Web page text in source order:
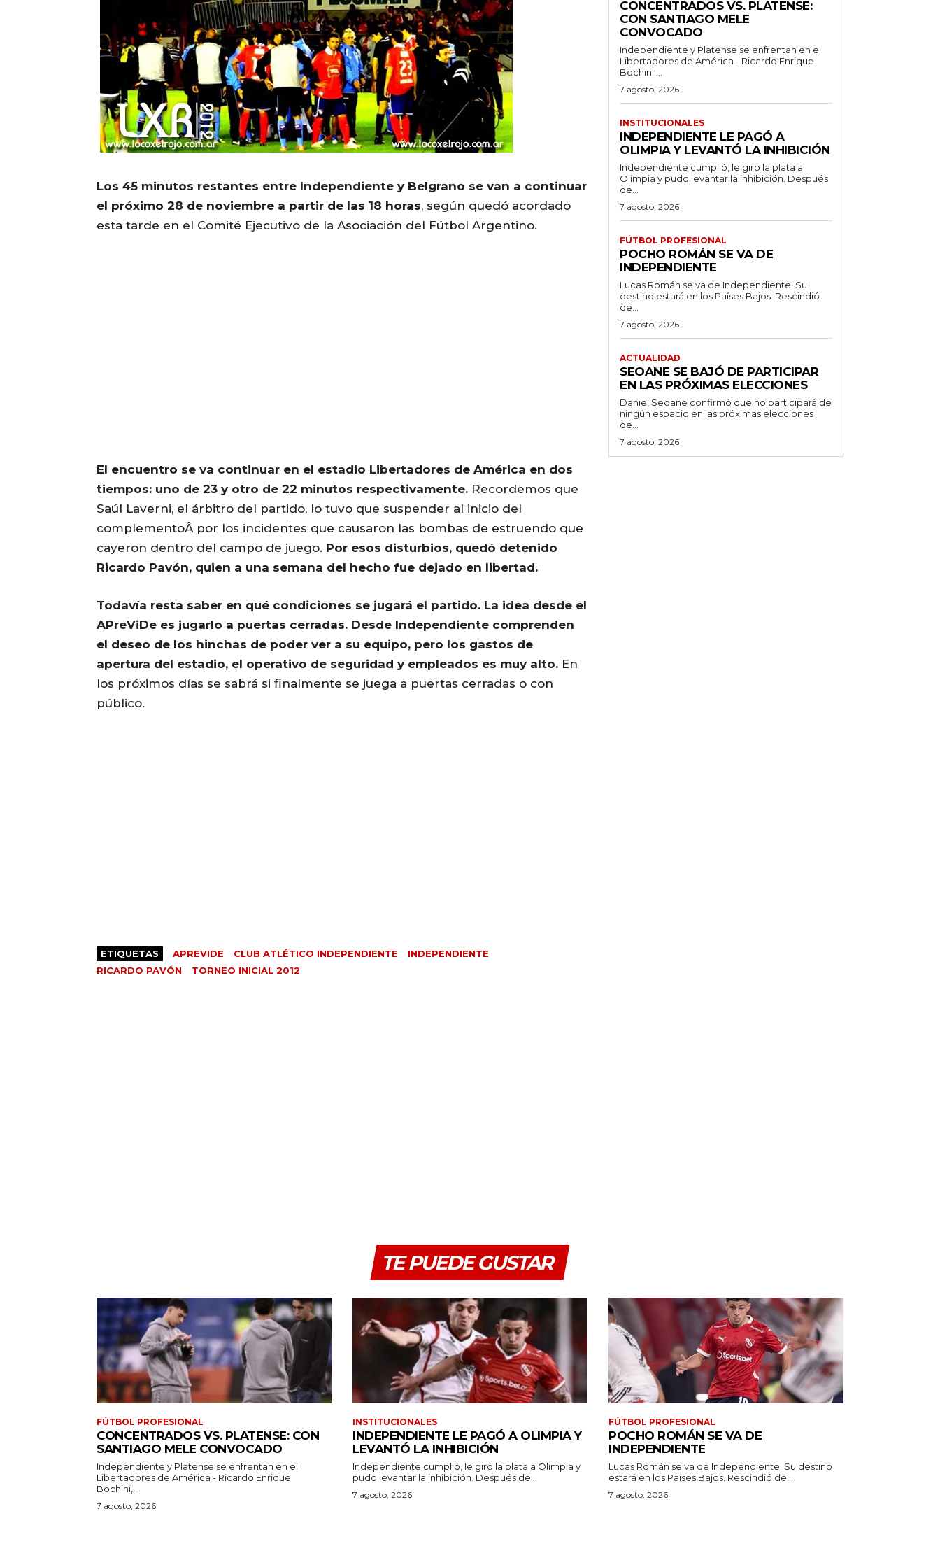
Los 45 minutos restantes entre Independiente y Belgrano se van a continuar
el próximo 28 de noviembre a partir de las 18 horas, según quedó acordado
esta tarde en el Comité Ejecutivo de la Asociación del Fútbol Argentino.
El encuentro se va continuar en el estadio Libertadores de América en dos
tiempos: uno de 23 y otro de 22 minutos respectivamente. Recordemos que
Saúl Laverni, el árbitro del partido, lo tuvo que suspender al inicio del
complementoÂ por los incidentes que causaron las bombas de estruendo que
cayeron dentro del campo de juego. Por esos disturbios, quedó detenido
Ricardo Pavón, quien a una semana del hecho fue dejado en libertad.
Todavía resta saber en qué condiciones se jugará el partido. La idea desde el
APreViDe es jugarlo a puertas cerradas. Desde Independiente comprenden
el deseo de los hinchas de poder ver a su equipo, pero los gastos de
apertura del estadio, el operativo de seguridad y empleados es muy alto. En
los próximos días se sabrá si finalmente se juega a puertas cerradas o con
público.
ETIQUETAS APREVIDE CLUB ATLÉTICO INDEPENDIENTE
INDEPENDIENTE
RICARDO PAVÓN
TORNEO INICIAL 2012
CONCENTRADOS VS. PLATENSE:
CON SANTIAGO MELE
CONVOCADO
Independiente y Platense se enfrentan en el
Libertadores de América - Ricardo Enrique
Bochini,...
7 agosto, 2026
INSTITUCIONALES
INDEPENDIENTE LE PAGÓ A
OLIMPIA Y LEVANTÓ LA INHIBICIÓN
Independiente cumplió, le giró la plata a
Olimpia y pudo levantar la inhibición. Después
de...
7 agosto, 2026
FÚTBOL PROFESIONAL
POCHO ROMÁN SE VA DE
INDEPENDIENTE
Lucas Román se va de Independiente. Su
destino estará en los Países Bajos. Rescindió
de...
7 agosto, 2026
ACTUALIDAD
SEOANE SE BAJÓ DE PARTICIPAR
EN LAS PRÓXIMAS ELECCIONES
Daniel Seoane confirmó que no participará de
ningún espacio en las próximas elecciones
de...
7 agosto, 2026
TE PUEDE GUSTAR
FÚTBOL PROFESIONAL
CONCENTRADOS VS. PLATENSE: CON
SANTIAGO MELE CONVOCADO
Independiente y Platense se enfrentan en el
Libertadores de América - Ricardo Enrique
Bochini,...
7 agosto, 2026
INSTITUCIONALES
INDEPENDIENTE LE PAGÓ A OLIMPIA Y
LEVANTÓ LA INHIBICIÓN
Independiente cumplió, le giró la plata a Olimpia y
pudo levantar la inhibición. Después de...
7 agosto, 2026
FÚTBOL PROFESIONAL
POCHO ROMÁN SE VA DE
INDEPENDIENTE
Lucas Román se va de Independiente. Su destino
estará en los Países Bajos. Rescindió de...
7 agosto, 2026